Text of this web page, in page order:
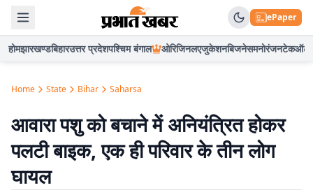
ePaper
होमझारखण्डबिहारउत्तर प्रदेशपश्चिम बंगाल ओरिजिनलएजुकेशनबिजनेसमनोरंजनटेकऑटो
Home State Bihar Saharsa
आवारा पशु को बचाने में अनियंत्रित होकर
पलटी बाइक, एक ही परिवार के तीन लोग
घायल